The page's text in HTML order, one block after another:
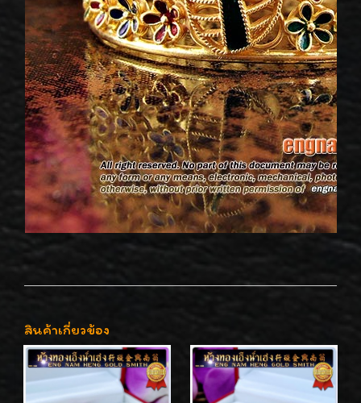
สินค้าเกี่ยวข้อง